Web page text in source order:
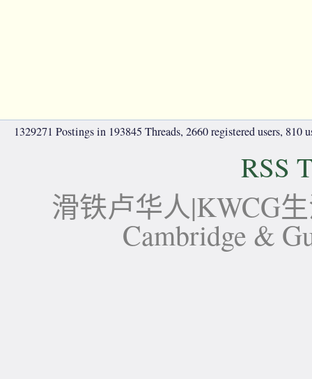
1329271 Postings in 193845 Threads, 2660 registered users, 810
RSS
滑铁卢华人|KWCG
Cambridge &